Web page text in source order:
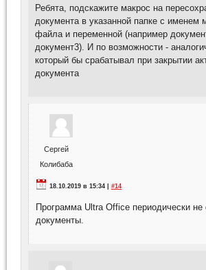
Ребята, подскажите макрос на
документа в указанной папке с именем
файла и переменной (например
документ3). И по возможности -
который бы срабатывал при закрытии
документа
Сергей
Колибаба
18.10.2019 в 15:34 | #14
Программа Ultra Office периодически не
документы.